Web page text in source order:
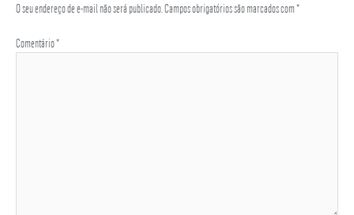
O seu endereço de e-mail não será publicado. Campos obrigatórios são marcados com*
Comentário*